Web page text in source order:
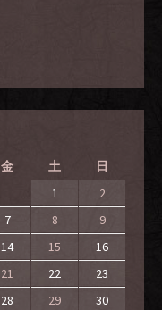
金 土 日
1
2
7 8
9
14 15
16
21 22
23
28 29
30